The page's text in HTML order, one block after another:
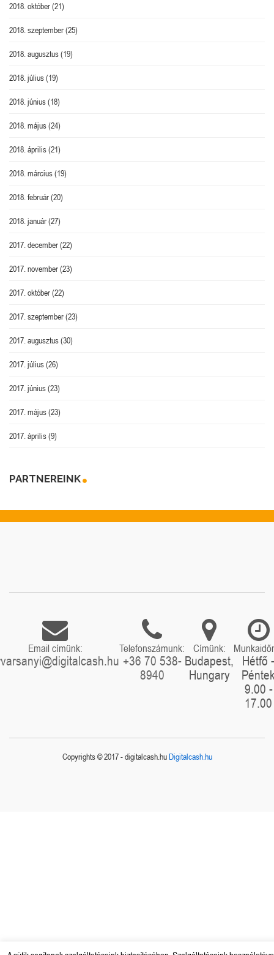
2018. október(21)
2018. szeptember(25)
2018. augusztus(19)
2018. július(19)
2018. június(18)
2018. május(24)
2018. április(21)
2018. március(19)
2018. február(20)
2018. január(27)
2017. december(22)
2017. november(23)
2017. október(22)
2017. szeptember(23)
2017. augusztus(30)
2017. július(26)
2017. június(23)
2017. május(23)
2017. április(9)
PARTNEREINK
Email címünk: Telefonszámunk:
+36 70 538-
8940
Címünk:
Budapest,
Hungary
Hétfő -
9.00 -
17.00
Copyrights © 2017 - digitalcash.huDigitalcash.hu